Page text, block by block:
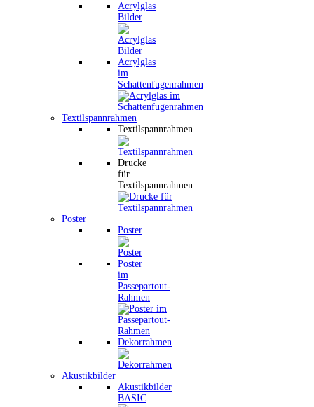
Acrylglas
Bilder
Acrylglas
im
Schattenfugenrahmen
Textilspannrahmen
Textilspannrahmen
Drucke
für
Textilspannrahmen
Poster
Poster
Poster
im
Passepartout-
Rahmen
Dekorrahmen
Akustikbilder
Akustikbilder
BASIC